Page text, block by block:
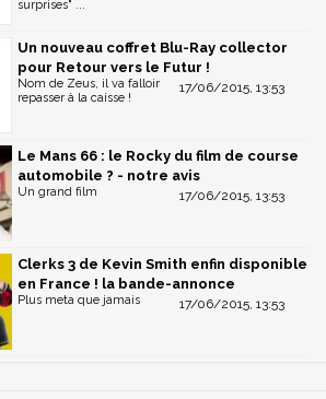
surprises" ...
Un nouveau coffret Blu-Ray collector
pour Retour vers le Futur !
17/06/2015, 13:53
Nom de Zeus, il va falloir
repasser à la caisse !
Le Mans 66 : le Rocky du film de course
automobile ? - notre avis
17/06/2015, 13:53
Un grand film
Clerks 3 de Kevin Smith enfin disponible
en France ! la bande-annonce
17/06/2015, 13:53
Plus meta que jamais